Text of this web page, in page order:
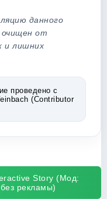
данного
очищен от
и лишних
проведено с
(Contributor
Story (Мод:
рекламы)